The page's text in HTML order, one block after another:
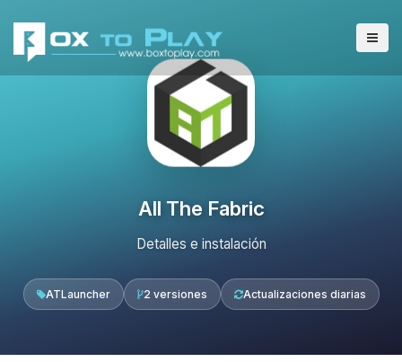
All The Fabric
Detalles e instalación
ATLauncher 2 versiones Actualizaciones diarias